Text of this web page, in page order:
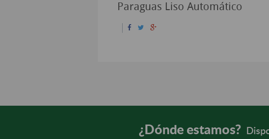
Paraguas Liso Automático
¿Dónde estamos?